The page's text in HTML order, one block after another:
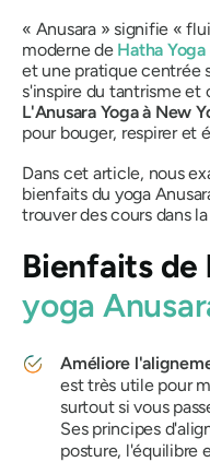
« Anusara » signifie «
moderne de Hatha Yoga
et une pratique centrée
s'inspire du tantrisme et
L'Anusara Yoga à New
pour bouger, respirer et
Dans cet article, nous
bienfaits du yoga
trouver des cours dans
Bienfaits de
yoga
Améliore
est très utile pour
surtout si vous
Ses principes
posture, l'équilibre